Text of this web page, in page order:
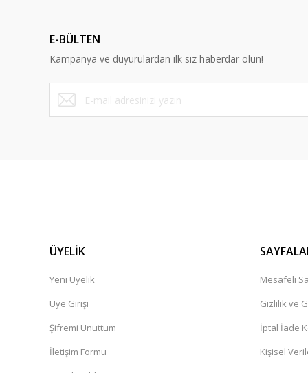
Ürün bilgilerinde hatalar bulunuyor.
Ürün fiyatı diğer sitelerden daha pahalı.
Bu ürüne benzer farklı alternatifler olmalı.
E-BÜLTEN
Kampanya ve duyurulardan ilk siz haberdar olun!
ÜYELİK
Yeni Üyelik
Üye Girişi
Şifremi Unuttum
İletişim Formu
Mesafeli
Gizlilik ve
İptal İade
Kişisel